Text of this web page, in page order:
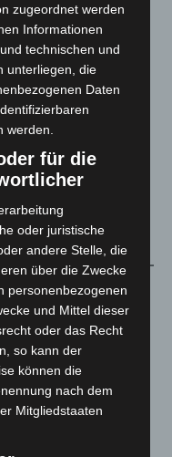
5.037
3.250
zugeordnet werden
Informationen
technischen und
unterliegen, die
Daten
werden.
für die
oder juristische
andere Stelle, die
über die Zwecke
personenbezogenen
und Mittel dieser
oder das Recht
so kann der
können die
nach dem
Mitgliedstaaten